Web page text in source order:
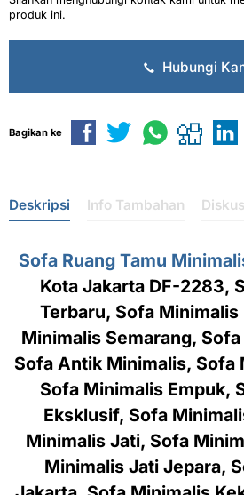
produk ini.
Hubungi
Bagikan ke
Deskripsi Info Tambahan
Sofa Ruang Tamu
Kota Jakarta DF-2283,
Terbaru, Sofa
Minimalis Semarang,
Sofa Antik Minimalis, Sofa
Sofa Minimalis Empuk,
Eksklusif, Sofa
Minimalis Jati, Sofa
Minimalis Jati Jepara,